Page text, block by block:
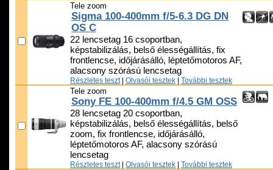
Tele zoom
Sigma 100-400mm f/5-6.3 DG DN
OS C
22 lencsetag 16 csoportban,
képstabilizálás, belső élességállítás, fix
frontlencse, időjárásálló, léptetőmotoros AF,
alacsony szórású lencsetag
Részletes teszt Olvasói tesztek További tesztek
Tele zoom
Sony FE 100-400mm f/4.5 GM OSS
28 lencsetag 20 csoportban,
képstabilizálás, belső élességállítás, belső
zoom, fix frontlencse, időjárásálló,
léptetőmotoros AF, alacsony szórású
lencsetag
Részletes teszt Olvasói tesztek További tesztek